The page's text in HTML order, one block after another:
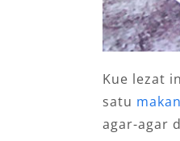
Kue lezat
satu
agar-agar